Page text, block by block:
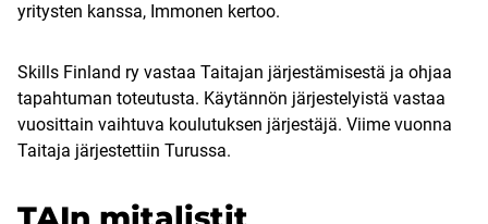
yritysten kanssa, Immonen kertoo.
Skills Finland ry vastaa Taitajan järjestämisestä ja ohjaa
tapahtuman toteutusta. Käytännön järjestelyistä vastaa
vuosittain vaihtuva koulutuksen järjestäjä. Viime vuonna
Taitaja järjestettiin Turussa.